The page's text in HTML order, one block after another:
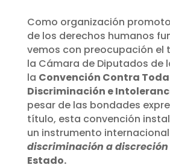
Como organización
de los derechos humanos
vemos con preocupación el
la Cámara de Diputados de
la Convención Contra
Discriminación e
pesar de las bondades
título, esta convención
un instrumento
discriminación a discreción
Estado.